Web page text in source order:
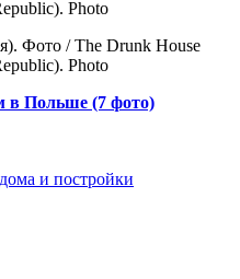
в Польше (7 фото)
и постройки